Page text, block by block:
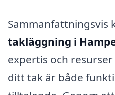
Sammanfattningsvis
takläggning i
expertis och
ditt tak är både